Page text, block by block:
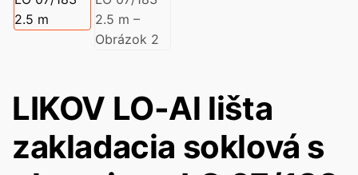
LIKOV LO-Al lišta
zakladacia soklová s